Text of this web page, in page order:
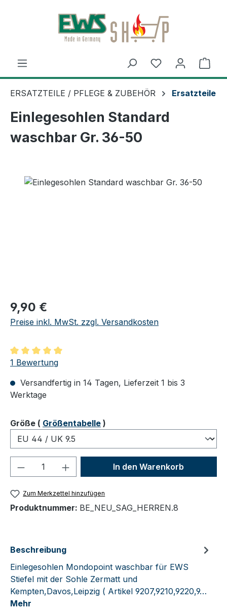
Zum Hauptinhalt springen
ERSATZTEILE / PFLEGE & ZUBEHÖR Ersatzteile
Einlegesohlen Standard
waschbar Gr. 36-50
Regulärer Preis:
9,90 €
Preise inkl. MwSt. zzgl. Versandkosten
Durchschnittliche Bewertung von 5 von 5 Sternen
1 Bewertung
Versandfertig in 14 Tagen, Lieferzeit 1 bis 3
Werktage
Größeauswählen
( Größentabelle )
Produkt Anzahl: Gib denIn den Warenkorb
Zum Merkzettel hinzufügen
Produktnummer: BE_NEU_SAG_HERREN.8
Beschreibung
Einlegesohlen Mondopoint waschbar für EWS
Stiefel mit der Sohle Zermatt und
Kempten,Davos,Leipzig ( Artikel 9207,9210,9220,9…
Mehr